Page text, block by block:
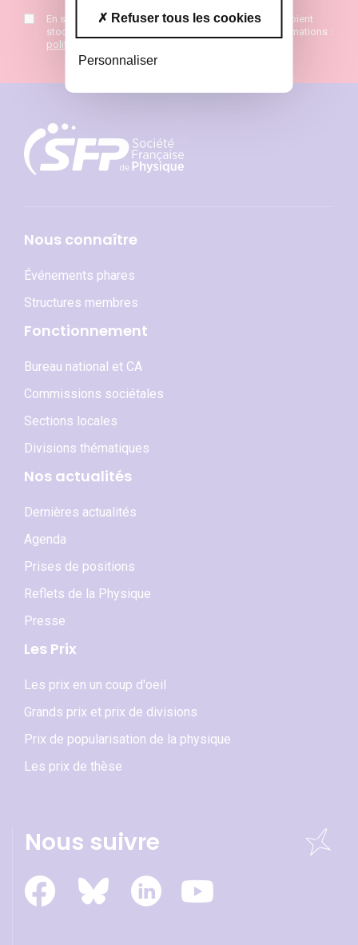
Refuser tous les cookies
Personnaliser
En saisissant mon mail j’accepte que mes données soient
stockées et de recevoir la newsletter SFP. Plus d’informations :
politique de confidentialité
Nous connaître
Événements phares
Structures membres
Fonctionnement
Bureau national et CA
Commissions sociétales
Sections locales
Divisions thématiques
Nos actualités
Dernières actualités
Agenda
Prises de positions
Reflets de la Physique
Presse
Les Prix
Les prix en un coup d'oeil
Grands prix et prix de divisions
Prix de popularisation de la physique
Les prix de thèse
Nous suivre